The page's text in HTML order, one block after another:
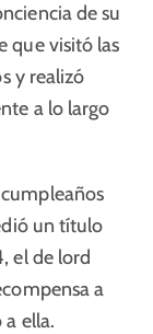
de su
que visitó las
y realizó
a lo largo
un título
el de lord
a
ella.